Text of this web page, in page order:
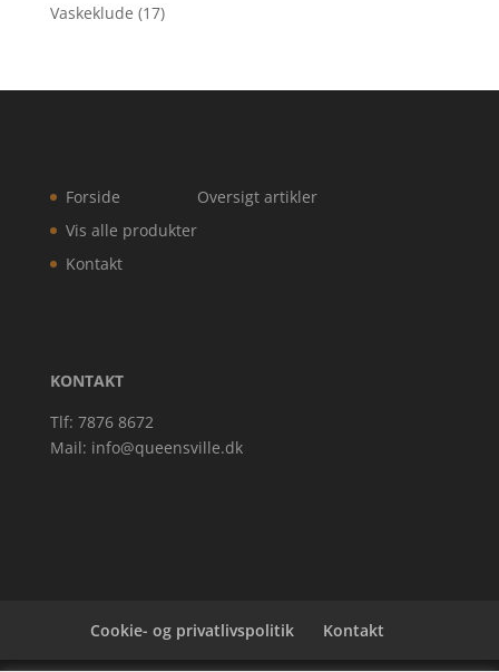
Vaskeklude (17)
Forside
Vis alle produkter
Kontakt
Oversigt artikler
KONTAKT
Tlf: 7876 8672
Mail: info@queensville.dk
Cookie- og privatlivspolitik Kontakt